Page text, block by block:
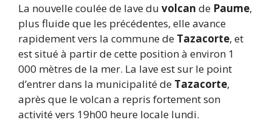
La nouvelle coulée de lave du volcan de Paume,
plus fluide que les précédentes, elle avance
rapidement vers la commune de Tazacorte, et
est situé à partir de cette position à environ 1
000 mètres de la mer. La lave est sur le point
d’entrer dans la municipalité de Tazacorte,
après que le volcan a repris fortement son
activité vers 19h00 heure locale lundi.